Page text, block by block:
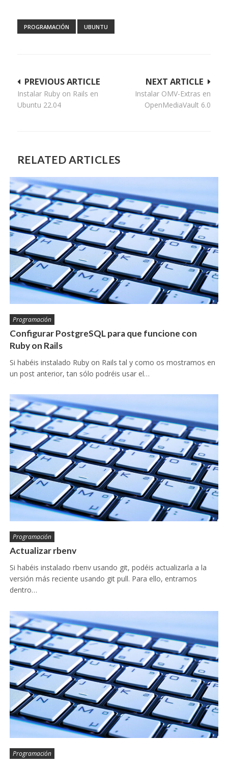
PROGRAMACIÓN UBUNTU
Navegación
de
NEXT ARTICLE
Instalar OMV-Extras en
OpenMediaVault 6.0
PREVIOUS ARTICLE
Instalar Ruby on Rails en
Ubuntu 22.04
RELATED ARTICLES
Programación
Configurar PostgreSQL para que funcione con
Ruby on Rails
Si habéis instalado Ruby on Rails tal y como os mostramos en
un post anterior, tan sólo podréis usar el…
Programación
Actualizar rbenv
Si habéis instalado rbenv usando git, podéis actualizarla a la
versión más reciente usando git pull. Para ello, entramos
dentro…
Programación